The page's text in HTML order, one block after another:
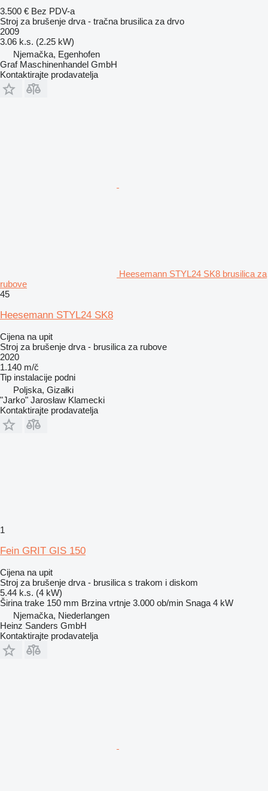
3.500 € Bez PDV-a
Stroj za brušenje drva - tračna brusilica za drvo
2009
3.06 k.s. (2.25 kW)
Njemačka, Egenhofen
Graf Maschinenhandel GmbH
Kontaktirajte prodavatelja
Heesemann STYL24 SK8 brusilica za
rubove
45
Heesemann STYL24 SK8
Cijena na upit
Stroj za brušenje drva - brusilica za rubove
2020
1.140 m/č
Tip instalacije podni
Poljska, Gizałki
"Jarko" Jarosław Klamecki
Kontaktirajte prodavatelja
1
Fein GRIT GIS 150
Cijena na upit
Stroj za brušenje drva - brusilica s trakom i diskom
5.44 k.s. (4 kW)
Širina trake 150 mm Brzina vrtnje 3.000 ob/min Snaga 4 kW
Njemačka, Niederlangen
Heinz Sanders GmbH
Kontaktirajte prodavatelja